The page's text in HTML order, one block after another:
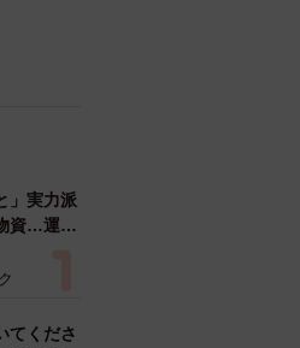
」実力派
資…運搬
わる」
てくださ